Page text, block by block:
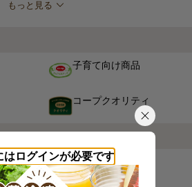
もっと見る
子育て向け商品
コープクオリティ
食品
はログインが必要です